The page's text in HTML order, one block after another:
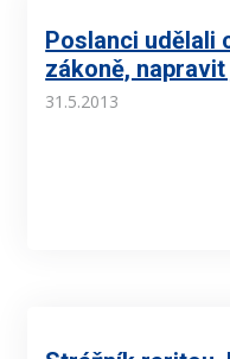
Poslanci udělali
zákoně,
31.5.2013